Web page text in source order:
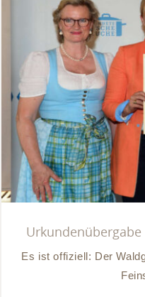
Urkundenübergabe
Es ist offiziell: Der